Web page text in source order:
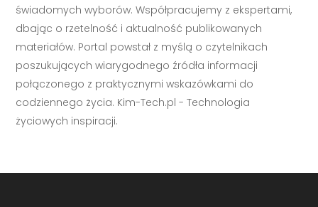
świadomych wyborów. Współpracujemy z ekspertami,
dbając o rzetelność i aktualność publikowanych
materiałów. Portal powstał z myślą o czytelnikach
poszukujących wiarygodnego źródła informacji
połączonego z praktycznymi wskazówkami do
codziennego życia. Kim-Tech.pl - Technologia
życiowych inspiracji.